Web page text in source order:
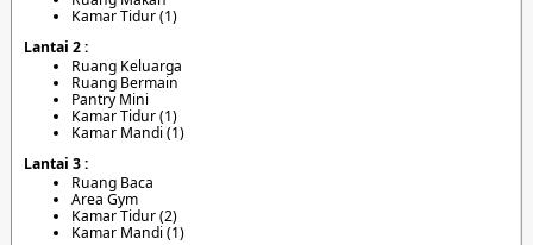
Kamar Tidur (1)
Lantai 2 :
Ruang Keluarga
Ruang Bermain
Pantry Mini
Kamar Tidur (1)
Kamar Mandi (1)
Lantai 3 :
Ruang Baca
Area Gym
Kamar Tidur (2)
Kamar Mandi (1)